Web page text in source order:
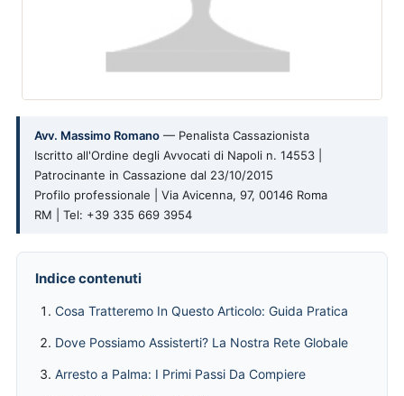
Avv. Massimo Romano — Penalista Cassazionista
Iscritto all'Ordine degli Avvocati di Napoli n. 14553 |
Patrocinante in Cassazione dal 23/10/2015
Profilo professionale | Via Avicenna, 97, 00146 Roma
RM | Tel: +39 335 669 3954
Indice contenuti
Cosa Tratteremo In Questo Articolo: Guida Pratica
Dove Possiamo Assisterti? La Nostra Rete Globale
Arresto a Palma: I Primi Passi Da Compiere